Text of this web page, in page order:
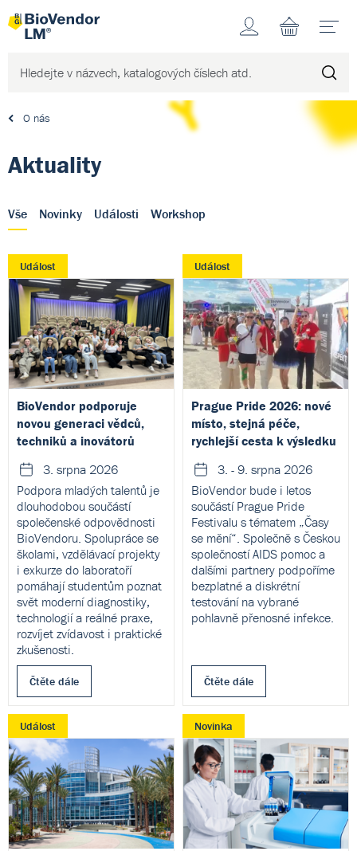
Účet
O nás
Aktuality
Vše Novinky Události Workshop
Událost
BioVendor podporuje
novou generaci vědců,
techniků a inovátorů
3. srpna 2026
Podpora mladých talentů je
dlouhodobou součástí
společenské odpovědnosti
BioVendoru. Spolupráce se
školami, vzdělávací projekty
i exkurze do laboratoří
pomáhají studentům poznat
svět moderní diagnostiky,
technologií a reálné praxe,
rozvíjet zvídavost i praktické
zkušenosti.
Čtěte dále
Událost
Prague Pride 2026: nové
místo, stejná péče,
rychlejší cesta k výsledku
3. - 9. srpna 2026
BioVendor bude i letos
součástí Prague Pride
Festivalu s tématem „Časy
se mění“. Společně s Českou
společností AIDS pomoc a
dalšími partnery podpoříme
bezplatné a diskrétní
testování na vybrané
pohlavně přenosné infekce.
Čtěte dále
Událost Novinka